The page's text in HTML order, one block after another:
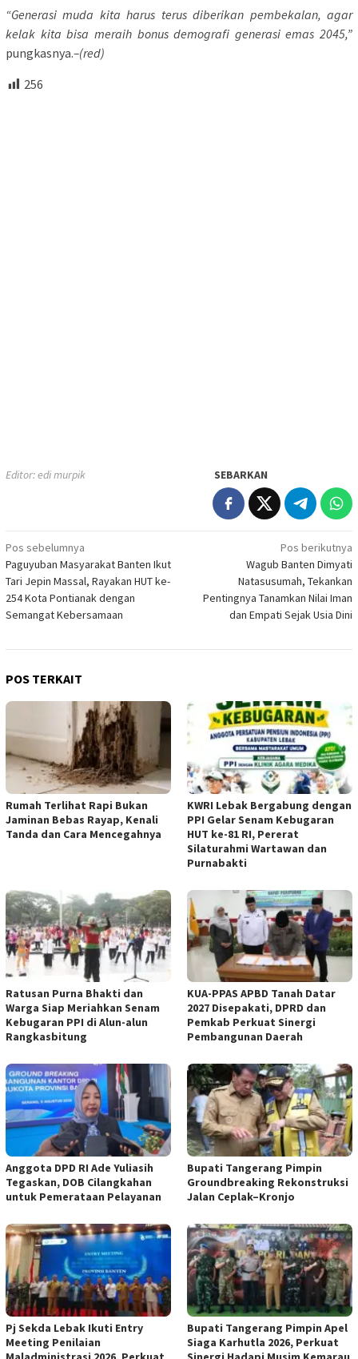
“Generasi muda kita harus terus diberikan pembekalan, agar
kelak kita bisa meraih bonus demografi generasi emas 2045,”
pungkasnya.–(red)
256
Editor: edi murpik SEBARKAN
Navigasi
pos
Pos sebelumnya
Paguyuban Masyarakat Banten Ikut
Tari Jepin Massal, Rayakan HUT ke-
254 Kota Pontianak dengan
Semangat Kebersamaan
Pos berikutnya
Wagub Banten Dimyati
Natasusumah, Tekankan
Pentingnya Tanamkan Nilai Iman
dan Empati Sejak Usia Dini
POS TERKAIT
Rumah Terlihat Rapi Bukan
Jaminan Bebas Rayap, Kenali
Tanda dan Cara Mencegahnya
KWRI Lebak Bergabung dengan
PPI Gelar Senam Kebugaran
HUT ke-81 RI, Pererat
Silaturahmi Wartawan dan
Purnabakti
Ratusan Purna Bhakti dan
Warga Siap Meriahkan Senam
Kebugaran PPI di Alun-alun
Rangkasbitung
KUA-PPAS APBD Tanah Datar
2027 Disepakati, DPRD dan
Pemkab Perkuat Sinergi
Pembangunan Daerah
Anggota DPD RI Ade Yuliasih
Tegaskan, DOB Cilangkahan
untuk Pemerataan Pelayanan
Bupati Tangerang Pimpin
Groundbreaking Rekonstruksi
Jalan Ceplak–Kronjo
Pj Sekda Lebak Ikuti Entry
Meeting Penilaian
Bupati Tangerang Pimpin Apel
Siaga Karhutla 2026, Perkuat